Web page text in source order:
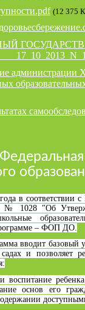
(12 375
в соответствии
№ 1028 "Об
– ФОП ДО.
вводит базовый
и позволяет
воспитание
основ его